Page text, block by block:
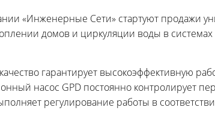
«Инженерные Сети» стартуют продажи
домов и циркуляции воды в
гарантирует высокоэффективную
насос GPD постоянно контролирует
регулирование работы в